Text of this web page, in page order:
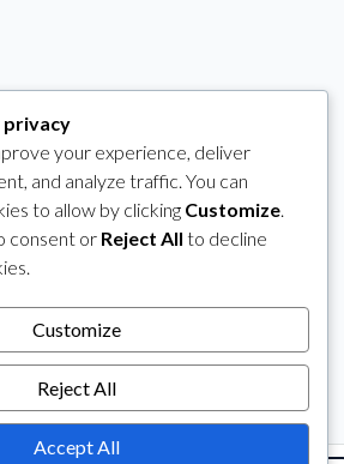
privacy
your experience, deliver
and analyze traffic. You can
to allow by clicking Customize
consent or Reject All to decline
Customize
Reject All
Accept All